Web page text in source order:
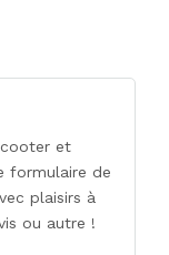
et
formulaire de
plaisirs à
ou autre !